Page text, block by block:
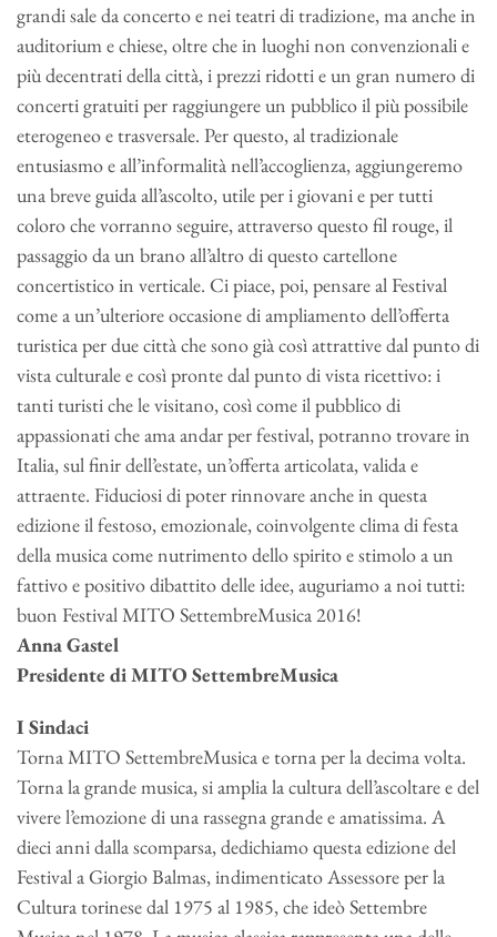
grandi sale da concerto e nei teatri di tradizione, ma anche in
auditorium e chiese, oltre che in luoghi non convenzionali e
più decentrati della città, i prezzi ridotti e un gran numero di
concerti gratuiti per raggiungere un pubblico il più possibile
eterogeneo e trasversale. Per questo, al tradizionale
entusiasmo e all’informalità nell’accoglienza, aggiungeremo
una breve guida all’ascolto, utile per i giovani e per tutti
coloro che vorranno seguire, attraverso questo fil rouge, il
passaggio da un brano all’altro di questo cartellone
concertistico in verticale. Ci piace, poi, pensare al Festival
come a un’ulteriore occasione di ampliamento dell’offerta
turistica per due città che sono già così attrattive dal punto di
vista culturale e così pronte dal punto di vista ricettivo: i
tanti turisti che le visitano, così come il pubblico di
appassionati che ama andar per festival, potranno trovare in
Italia, sul finir dell’estate, un’offerta articolata, valida e
attraente. Fiduciosi di poter rinnovare anche in questa
edizione il festoso, emozionale, coinvolgente clima di festa
della musica come nutrimento dello spirito e stimolo a un
fattivo e positivo dibattito delle idee, auguriamo a noi tutti:
buon Festival MITO SettembreMusica 2016!
Anna Gastel
Presidente di MITO SettembreMusica
I Sindaci
Torna MITO SettembreMusica e torna per la decima volta.
Torna la grande musica, si amplia la cultura dell’ascoltare e del
vivere l’emozione di una rassegna grande e amatissima. A
dieci anni dalla scomparsa, dedichiamo questa edizione del
Festival a Giorgio Balmas, indimenticato Assessore per la
Cultura torinese dal 1975 al 1985, che ideò Settembre